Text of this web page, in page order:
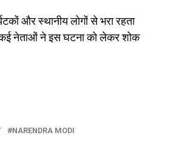
और स्थानीय लोगों से भरा रहता
कई नेताओं ने इस घटना को लेकर शोक
NARENDRA MODI